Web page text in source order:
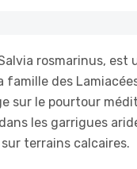
rosmarinus, est
famille des
sur le pourtour
les garrigues
terrains calcaires.